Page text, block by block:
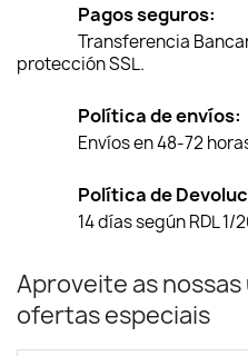
Pagos seguros:
Transferencia
protección SSL.
Política de envíos:
Envíos en 48-72
Política de
14 días según RDL 1/
Aproveite as
ofertas especiais